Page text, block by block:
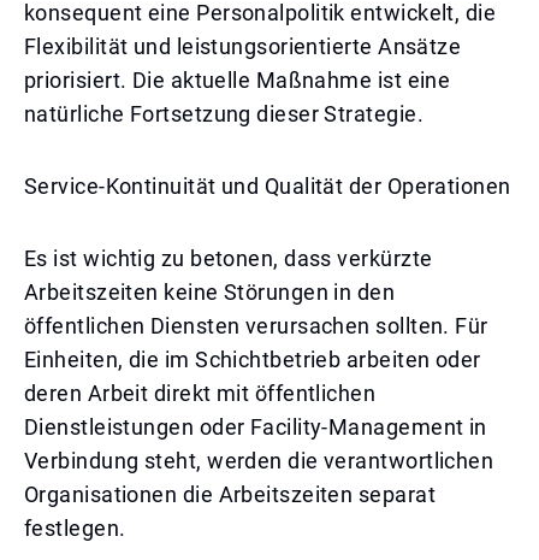
konsequent eine Personalpolitik entwickelt, die
Flexibilität und leistungsorientierte Ansätze
priorisiert. Die aktuelle Maßnahme ist eine
natürliche Fortsetzung dieser Strategie.
Service-Kontinuität und Qualität der Operationen
Es ist wichtig zu betonen, dass verkürzte
Arbeitszeiten keine Störungen in den
öffentlichen Diensten verursachen sollten. Für
Einheiten, die im Schichtbetrieb arbeiten oder
deren Arbeit direkt mit öffentlichen
Dienstleistungen oder Facility-Management in
Verbindung steht, werden die verantwortlichen
Organisationen die Arbeitszeiten separat
festlegen.